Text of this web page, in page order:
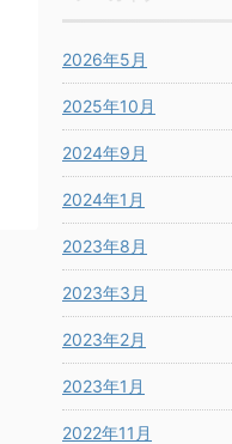
2026年5月
2025年10月
2024年9月
2024年1月
2023年8月
2023年3月
2023年2月
2023年1月
2022年11月